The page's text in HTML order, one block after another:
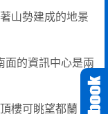
山勢建成的地景
面的資訊中心是兩
樓可眺望都蘭